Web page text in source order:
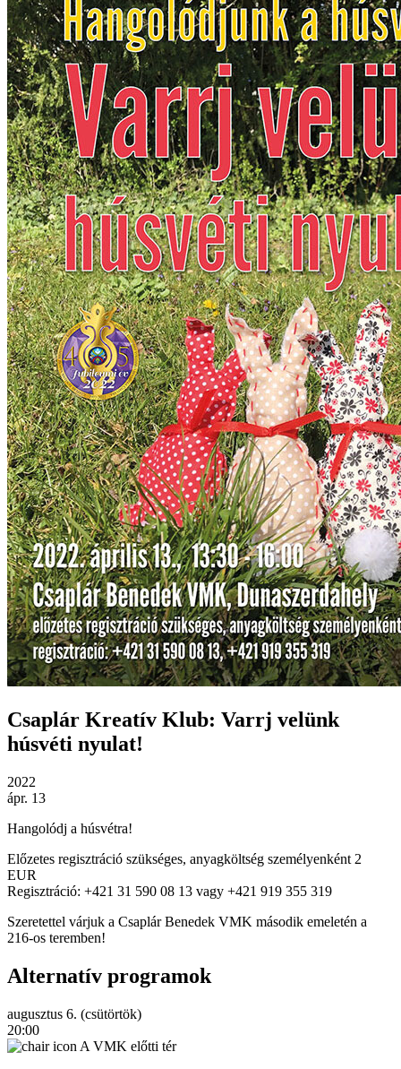
Csaplár Kreatív Klub: Varrj velünk
húsvéti nyulat!
2022
ápr. 13
Hangolódj a húsvétra!
Előzetes regisztráció szükséges, anyagköltség személyenként 2
EUR
Regisztráció: +421 31 590 08 13 vagy +421 919 355 319
Szeretettel várjuk a Csaplár Benedek VMK második emeletén a
216-os teremben!
Alternatív programok
augusztus 6. (csütörtök)
20:00
A VMK előtti tér